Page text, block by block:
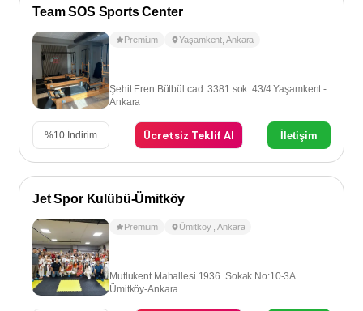
Team SOS Sports Center
Premium Yaşamkent ,Ankara
Şehit Eren Bülbül cad. 3381 sok. 43/4 Yaşamkent -
Ankara
%10 İndirim Ücretsiz Teklif Al İletişim
Jet Spor Kulübü-Ümitköy
Premium Ümitköy ,Ankara
Mutlukent Mahallesi 1936. Sokak No:10-3A
Ümitköy-Ankara